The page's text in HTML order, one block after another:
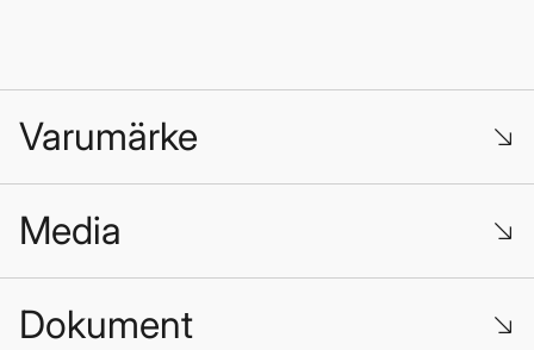
Varumärke
Media
Så byter du propeller på din Yamaha
Dokument